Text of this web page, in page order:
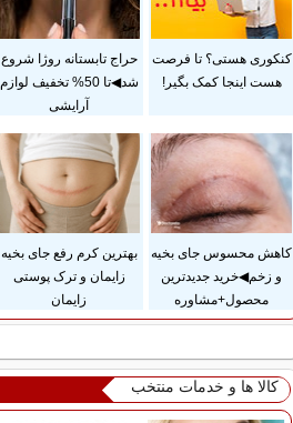
کنکوری هستی؟ تا فرصت
هست اینجا کمک بگیر!
حراج تابستانه روژا شروع
شد◀تا 50% تخفیف لوازم
آرایشی
کاهش محسوس جای بخیه
و زخم◀خرید جدیدترین
محصول+مشاوره
بهترین کرم رفع جای بخیه
زایمان و ترک پوستی
زایمان
کالا ها و خدمات منتخب